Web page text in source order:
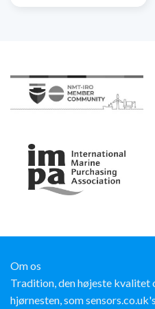
Om os
Tradition, den højeste kvalitet
hjørnesten, som